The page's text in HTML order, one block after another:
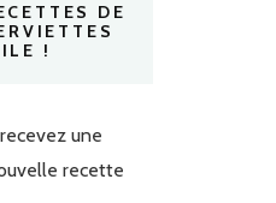
DE
!
une
recette